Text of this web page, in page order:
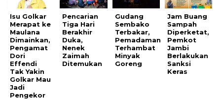
Isu Golkar
Merapat ke
Maulana
Dimainkan,
Pengamat
Dori
Effendi
Tak Yakin
Golkar Mau
Jadi
Pengekor
Pencarian
Tiga Hari
Berakhir
Duka,
Nenek
Zaimah
Ditemukan
Gudang
Sembako
Terbakar,
Pemadaman
Terhambat
Minyak
Goreng
Jam Buang
Sampah
Diperketat,
Pemkot
Jambi
Berlakukan
Sanksi
Keras